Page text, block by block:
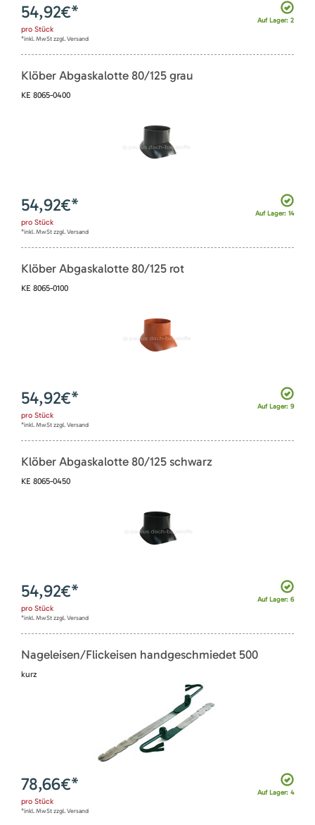
Auf Lager: 2
54,92€*
pro Stück
*inkl. MwSt zzgl. Versand
Klöber Abgaskalotte 80/125 grau
KE 8065-0400
Auf Lager: 14
54,92€*
pro Stück
*inkl. MwSt zzgl. Versand
Klöber Abgaskalotte 80/125 rot
KE 8065-0100
Auf Lager: 9
54,92€*
pro Stück
*inkl. MwSt zzgl. Versand
Klöber Abgaskalotte 80/125 schwarz
KE 8065-0450
Auf Lager: 6
54,92€*
pro Stück
*inkl. MwSt zzgl. Versand
Nageleisen/Flickeisen handgeschmiedet 500
kurz
Auf Lager: 4
78,66€*
pro Stück
*inkl. MwSt zzgl. Versand